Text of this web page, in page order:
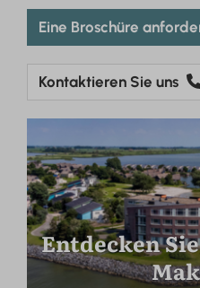
Eine Broschüre
Kontaktieren Sie uns
Entdecken